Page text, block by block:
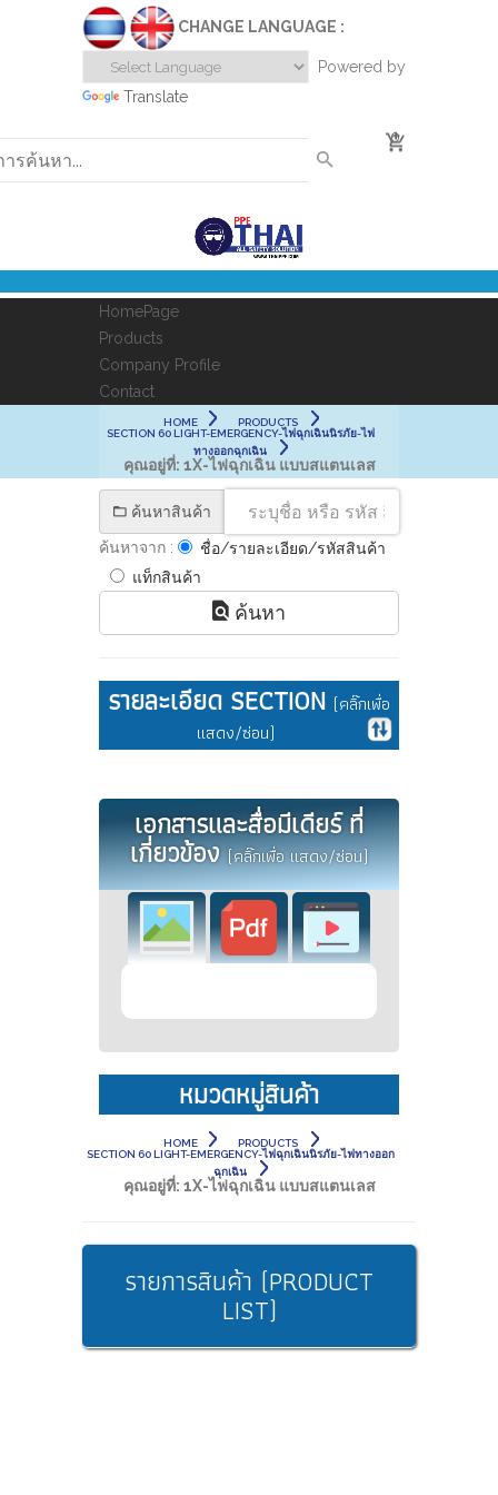
CHANGE LANGUAGE :
Powered by
Translate
0
HomePage
Products
Company Profile
Contact
HOME
PRODUCTS
SECTION 60 LIGHT-EMERGENCY-ไฟฉุกเฉินนิรภัย-ไฟ
ทางออกฉุกเฉิน
คุณอยู่ที่: 1X-ไฟฉุกเฉิน แบบสแตนเลส
ค้นหาสินค้า
ค้นหาจาก :
ชื่อ/รายละเอียด/รหัสสินค้า
แท็กสินค้า
ค้นหา
รายละเอียด SECTION (คลิ๊กเพื่อ
แสดง/ซ่อน)
เอกสารและสื่อมีเดียร์ ที่
เกี่ยวข้อง(คลิ๊กเพื่อ แสดง/ซ่อน)
หมวดหมู่สินค้า
HOME
PRODUCTS
SECTION 60 LIGHT-EMERGENCY-ไฟฉุกเฉินนิรภัย-ไฟทางออก
ฉุกเฉิน
คุณอยู่ที่: 1X-ไฟฉุกเฉิน แบบสแตนเลส
รายการสินค้า (PRODUCT
LIST)